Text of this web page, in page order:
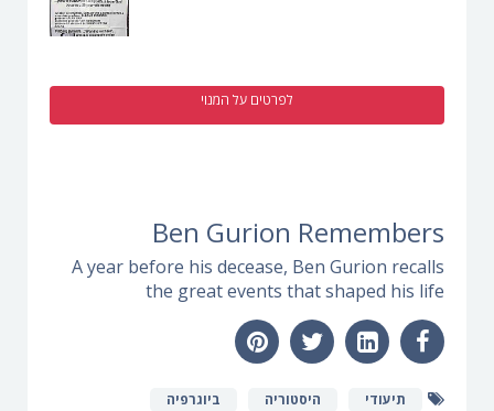
לפרטים על המנוי
Ben Gurion Remembers
A year before his decease, Ben Gurion recalls
the great events that shaped his life
תיעודי היסטוריה ביוגרפיה